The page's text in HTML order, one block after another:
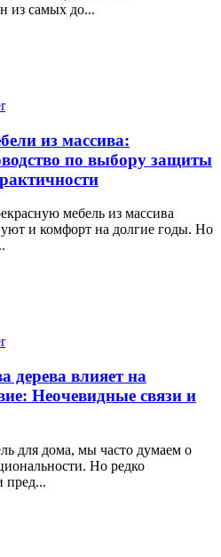
из самых до...
из массива:
по выбору защиты
мебель из массива
и комфорт на долгие годы. Но
дерева влияет на
Неочевидные связи и
для дома, мы часто думаем о
Но редко
пред...